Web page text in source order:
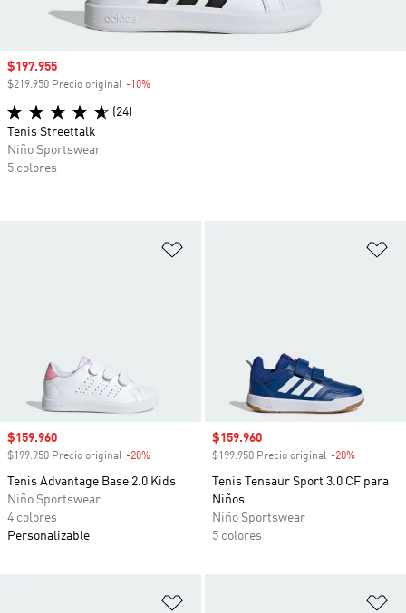
Precio de venta
$159.960
$199.950 Precio original -20%
Tenis Advantage Base 2.0 Kids
Niño Sportswear
4 colores
Personalizable
Precio de venta
$159.960
$199.950 Precio original -20%
Tenis Tensaur Sport 3.0 CF para
Niños
Niño Sportswear
5 colores
Precio de venta
$197.955
$219.950 Precio original -10%
(24)
Tenis Streettalk
Niño Sportswear
5 colores